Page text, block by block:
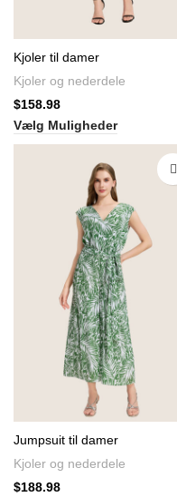
Kjoler til damer
Kjoler og nederdele
$158.98
Vælg Muligheder
Jumpsuit til damer
Kjoler og nederdele
$188.98